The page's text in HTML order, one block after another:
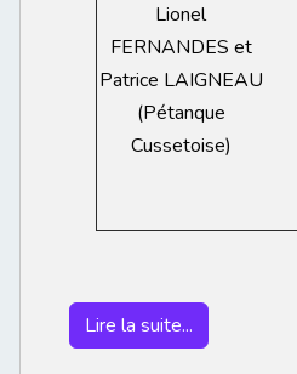
Lionel
FERNANDES et
Patrice LAIGNEAU
(Pétanque
Cussetoise)
Lire la suite...